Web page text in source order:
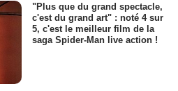
"Plus que du grand spectacle,
c'est du grand art" : noté 4 sur
5, c'est le meilleur film de la
saga Spider-Man live action !